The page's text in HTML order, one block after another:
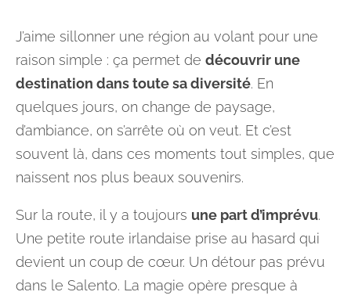
J’aime sillonner une région au volant pour une
raison simple : ça permet de découvrir une
destination dans toute sa diversité. En
quelques jours, on change de paysage,
d’ambiance, on s’arrête où on veut. Et c’est
souvent là, dans ces moments tout simples, que
naissent nos plus beaux souvenirs.
Sur la route, il y a toujours une part d’imprévu.
Une petite route irlandaise prise au hasard qui
devient un coup de cœur. Un détour pas prévu
dans le Salento. La magie opère presque à